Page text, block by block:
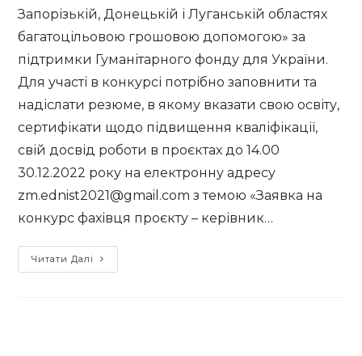
Запорізькій, Донецькій і Луганській областях
багатоцільовою грошовою допомогою» за
підтримки Гуманітарного фонду для України.
Для участі в конкурсі потрібно заповнити та
надіслати резюме, в якому вказати свою освіту,
сертифікати щодо підвищення кваліфікації,
свій досвід роботи в проєктах до 14.00
30.12.2022 року на електронну адресу
zm.ednist2021@gmail.com з темою «Заявка на
конкурс фахівця проєкту – керівник…
Читати Далі
фонд